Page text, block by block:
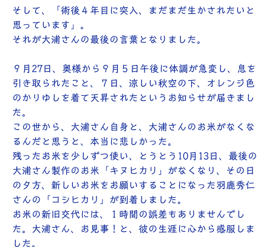
そして、「術後４年目に突入、まだまだ生かされたいと
思っています」。
それが大浦さんの最後の言葉となりました。
９月27日、奥様から９月５日午後に体調が急変し、息を
引き取られたこと、７日、涼しい秋空の下、オレンジ色
のかりゆしを着て天昇されたというお知らせが届きまし
た。
この世から、大浦さん自身と、大浦さんのお米がなくな
るんだと思うと、本当に悲しかった。
残ったお米を少しずつ使い、とうとう10月13日、最後の
大浦さん製作のお米「キヌヒカリ」がなくなり、その日
の夕方、新しいお米をお願いすることになった羽鹿秀仁
さんの「コシヒカリ」が到着しました。
お米の新旧交代には、１時間の誤差もありませんでし
た。大浦さん、お見事！と、彼の生涯に心から感服しま
した。